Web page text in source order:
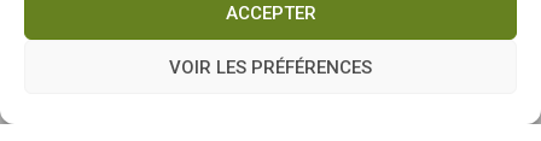
ACCEPTER
VOIR LES PRÉFÉRENCES